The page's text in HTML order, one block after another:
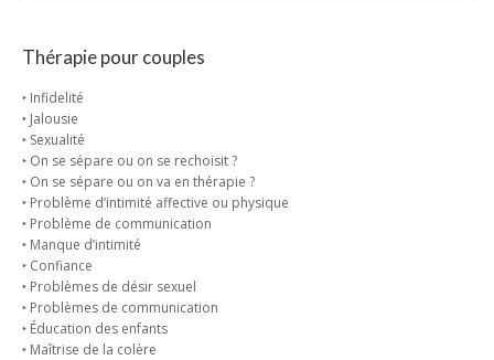
Thérapie pour couples
‣ Infidelité
‣ Jalousie
‣ Sexualité
‣ On se sépare ou on se rechoisit ?
‣ On se sépare ou on va en thérapie ?
‣ Problème d’intimité affective ou physique
‣ Problème de communication
‣ Manque d’intimité
‣ Confiance
‣ Problèmes de désir sexuel
‣ Problèmes de communication
‣ Éducation des enfants
‣ Maîtrise de la colère